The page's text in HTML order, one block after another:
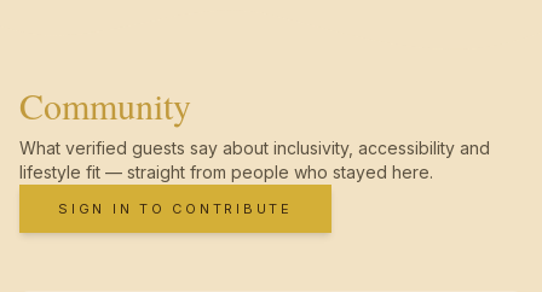
Community
What verified guests say about inclusivity, accessibility and
lifestyle fit — straight from people who stayed here.
SIGN IN TO CONTRIBUTE